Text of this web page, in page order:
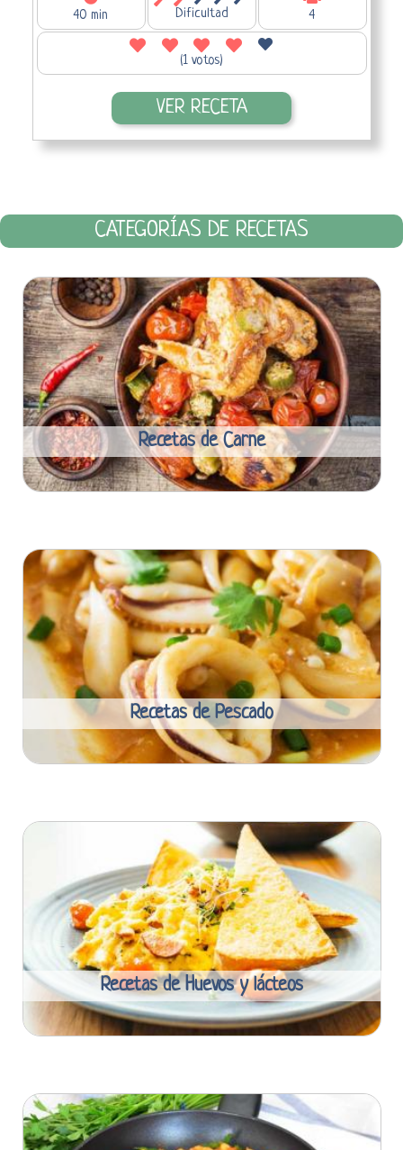
40 min Dificultad 4
(1 votos)
VER RECETA
CATEGORÍAS DE RECETAS
Recetas de Carne
Recetas de Pescado
Recetas de Huevos y lácteos